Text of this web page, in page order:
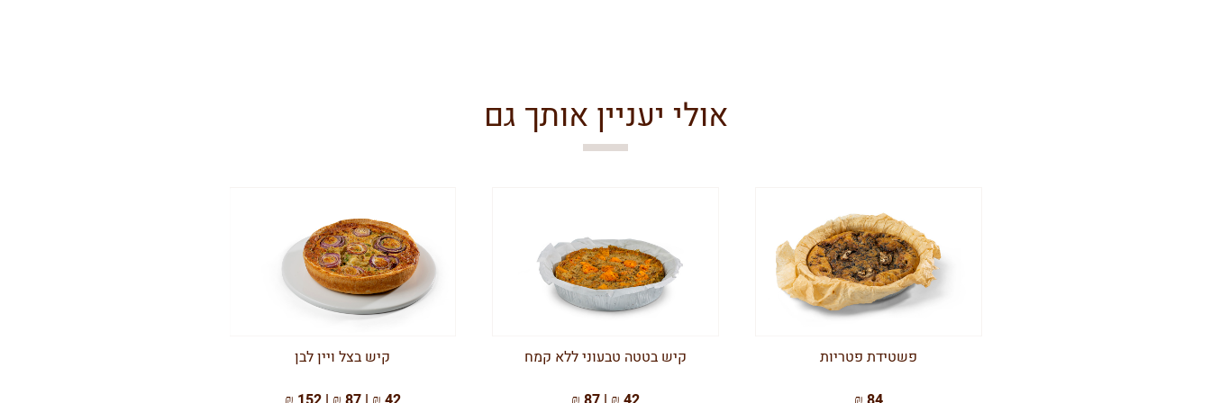
אולי יעניין אותך גם
פשטידת פטריות
קיש בטטה טבעוני ללא קמח
קיש בצל ויין לבן